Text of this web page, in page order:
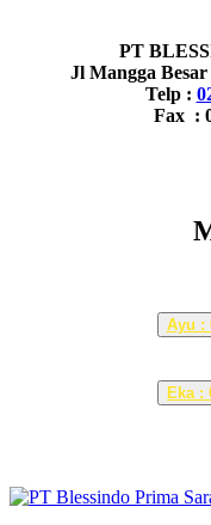
PT
Jl Mangga
Telp :
Fax :
Ayu :
Eka :